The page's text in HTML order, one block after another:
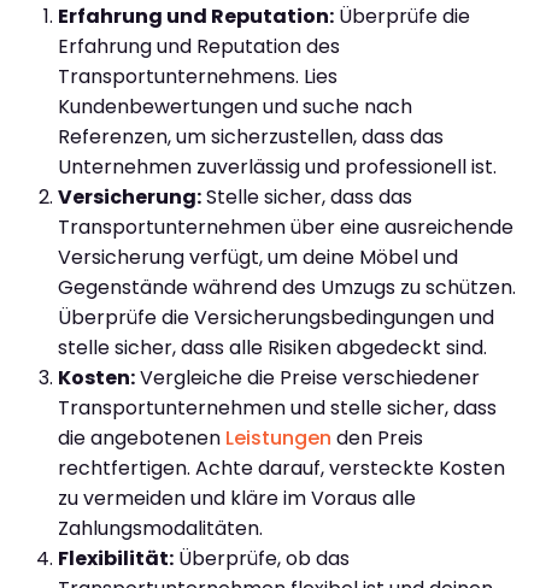
Erfahrung und Reputation: Überprüfe die
Erfahrung und Reputation des
Transportunternehmens. Lies
Kundenbewertungen und suche nach
Referenzen, um sicherzustellen, dass das
Unternehmen zuverlässig und professionell ist.
Versicherung:Stelle sicher, dass das
Transportunternehmen über eine ausreichende
Versicherung verfügt, um deine Möbel und
Gegenstände während des Umzugs zu schützen.
Überprüfe die Versicherungsbedingungen und
stelle sicher, dass alle Risiken abgedeckt sind.
Kosten:Vergleiche die Preise verschiedener
Transportunternehmen und stelle sicher, dass
die angebotenen Leistungen den Preis
rechtfertigen. Achte darauf, versteckte Kosten
zu vermeiden und kläre im Voraus alle
Zahlungsmodalitäten.
Flexibilität: Überprüfe, ob das